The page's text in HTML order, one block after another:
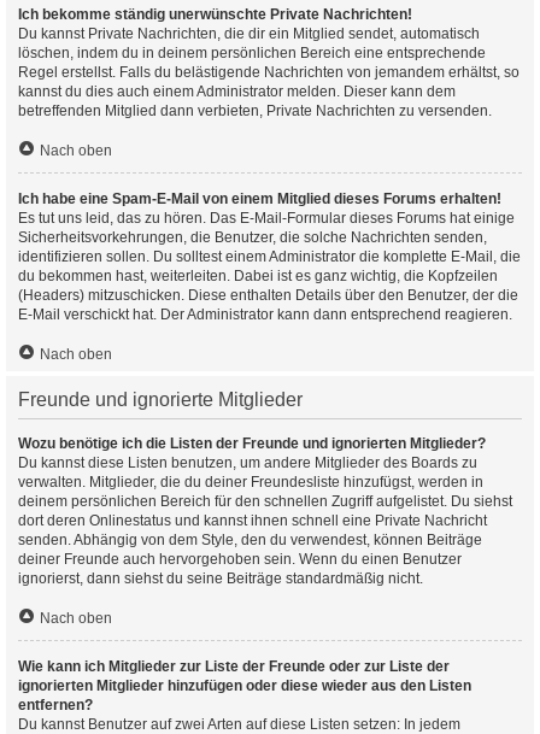
Ich bekomme ständig unerwünschte Private Nachrichten!
Du kannst Private Nachrichten, die dir ein Mitglied sendet, automatisch
löschen, indem du in deinem persönlichen Bereich eine entsprechende
Regel erstellst. Falls du belästigende Nachrichten von jemandem erhältst, so
kannst du dies auch einem Administrator melden. Dieser kann dem
betreffenden Mitglied dann verbieten, Private Nachrichten zu versenden.
Nach oben
Ich habe eine Spam-E-Mail von einem Mitglied dieses Forums erhalten!
Es tut uns leid, das zu hören. Das E-Mail-Formular dieses Forums hat einige
Sicherheitsvorkehrungen, die Benutzer, die solche Nachrichten senden,
identifizieren sollen. Du solltest einem Administrator die komplette E-Mail, die
du bekommen hast, weiterleiten. Dabei ist es ganz wichtig, die Kopfzeilen
(Headers) mitzuschicken. Diese enthalten Details über den Benutzer, der die
E-Mail verschickt hat. Der Administrator kann dann entsprechend reagieren.
Nach oben
Freunde und ignorierte Mitglieder
Wozu benötige ich die Listen der Freunde und ignorierten Mitglieder?
Du kannst diese Listen benutzen, um andere Mitglieder des Boards zu
verwalten. Mitglieder, die du deiner Freundesliste hinzufügst, werden in
deinem persönlichen Bereich für den schnellen Zugriff aufgelistet. Du siehst
dort deren Onlinestatus und kannst ihnen schnell eine Private Nachricht
senden. Abhängig von dem Style, den du verwendest, können Beiträge
deiner Freunde auch hervorgehoben sein. Wenn du einen Benutzer
ignorierst, dann siehst du seine Beiträge standardmäßig nicht.
Nach oben
Wie kann ich Mitglieder zur Liste der Freunde oder zur Liste der
ignorierten Mitglieder hinzufügen oder diese wieder aus den Listen
entfernen?
Du kannst Benutzer auf zwei Arten auf diese Listen setzen: In jedem